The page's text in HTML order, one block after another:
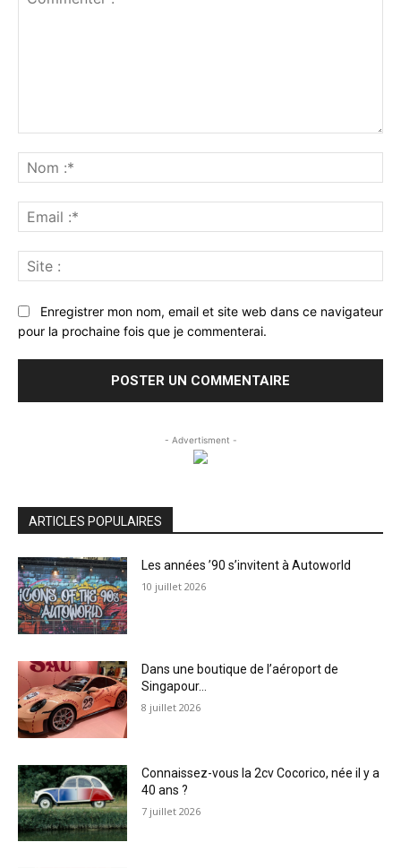
:*
:*
:
Enregistrer mon nom, email et site web dans ce navigateur
pour la prochaine fois que je commenterai.
- Advertisment -
ARTICLES POPULAIRES
Les années ’90 s’invitent à Autoworld
10 juillet 2026
Dans une boutique de l’aéroport de
Singapour…
8 juillet 2026
Connaissez-vous la 2cv Cocorico, née il y a
40 ans ?
7 juillet 2026